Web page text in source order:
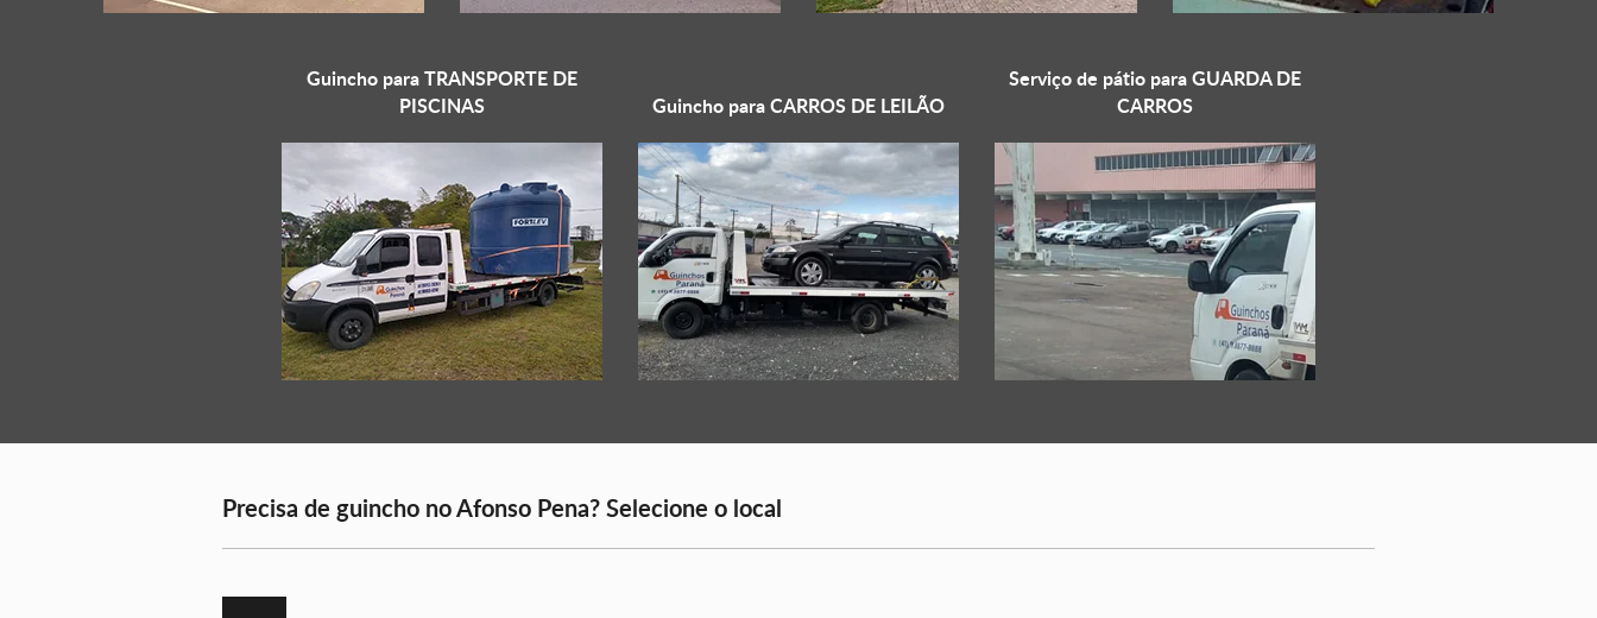
Guincho paraTRANSPORTE DE
PISCINAS
Guincho paraCARROS DE LEILÃO
Serviço de pátio paraGUARDA DE
CARROS
Precisa de guincho no Afonso Pena? Selecione o local